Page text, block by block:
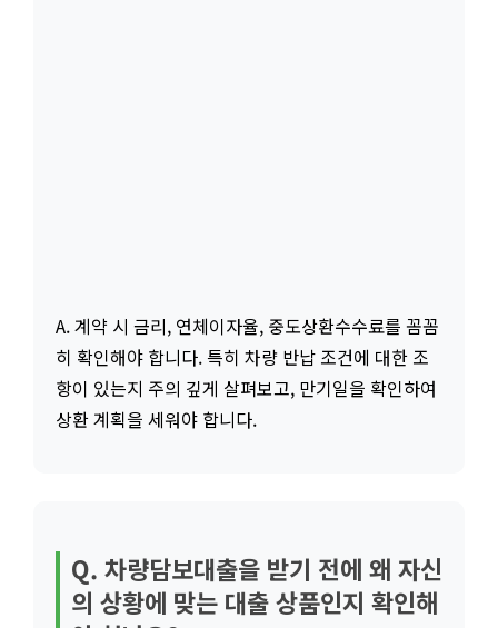
A. 계약 시 금리, 연체이자율, 중도상환수수료를 꼼꼼
히 확인해야 합니다. 특히 차량 반납 조건에 대한 조
항이 있는지 주의 깊게 살펴보고, 만기일을 확인하여
상환 계획을 세워야 합니다.
Q. 차량담보대출을 받기 전에 왜 자신
의 상황에 맞는 대출 상품인지 확인해